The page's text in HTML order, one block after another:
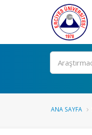
Ara
ANA SAYFA